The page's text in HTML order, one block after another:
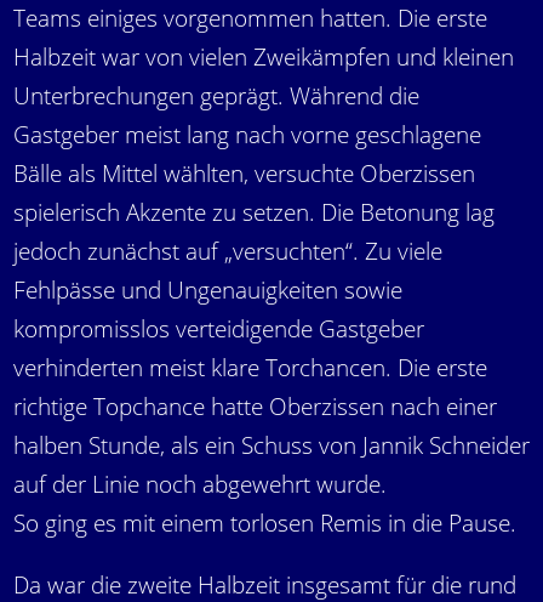
Teams einiges vorgenommen hatten. Die erste
Halbzeit war von vielen Zweikämpfen und kleinen
Unterbrechungen geprägt. Während die
Gastgeber meist lang nach vorne geschlagene
Bälle als Mittel wählten, versuchte Oberzissen
spielerisch Akzente zu setzen. Die Betonung lag
jedoch zunächst auf „versuchten“. Zu viele
Fehlpässe und Ungenauigkeiten sowie
kompromisslos verteidigende Gastgeber
verhinderten meist klare Torchancen. Die erste
richtige Topchance hatte Oberzissen nach einer
halben Stunde, als ein Schuss von Jannik Schneider
auf der Linie noch abgewehrt wurde.
So ging es mit einem torlosen Remis in die Pause.
Da war die zweite Halbzeit insgesamt für die rund